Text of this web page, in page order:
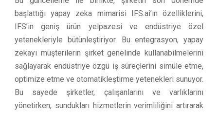
başlattığı yapay zeka mimarisi IFS.ai’ın özelliklerini,
IFS’in geniş ürün yelpazesi ve endüstriye özel
yetenekleriyle bütünleştiriyor. Bu entegrasyon, yapay
zekayı müşterilerin şirket genelinde kullanabilmelerini
sağlayarak endüstriye özgü iş süreçlerini simüle etme,
optimize etme ve otomatikleştirme yetenekleri sunuyor.
Bu sayede şirketler, çalışanlarını ve varlıklarını
yönetirken, sundukları hizmetlerin verimliliğini artırarak